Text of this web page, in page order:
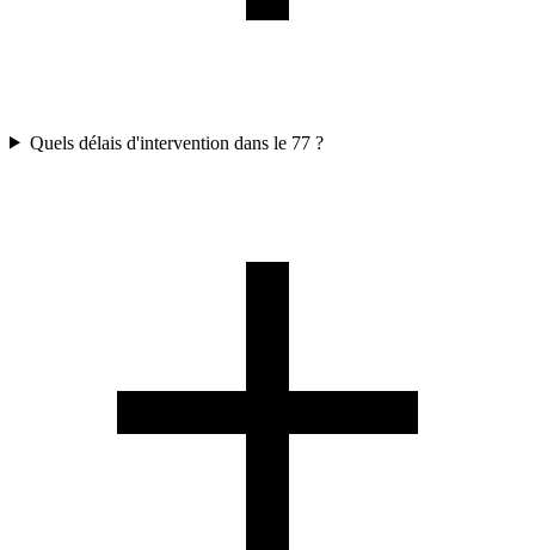
Quels délais d'intervention dans le 77 ?